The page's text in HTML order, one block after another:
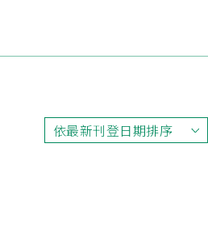
依最新刊登日期排序
依最新刊登日期排序